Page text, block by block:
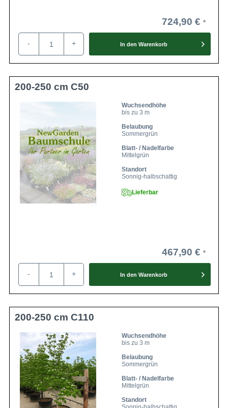
724,90 €
- + In den Warenkorb
200-250 cm C50
Wuchsendhöhe
bis zu 3 m
Belaubung
Sommergrün
Blatt- / Nadelfarbe
Mittelgrün
Standort
Sonnig-halbschattig
Lieferbar
467,90 €
- + In den Warenkorb
200-250 cm C110
Wuchsendhöhe
bis zu 3 m
Belaubung
Sommergrün
Blatt- / Nadelfarbe
Mittelgrün
Standort